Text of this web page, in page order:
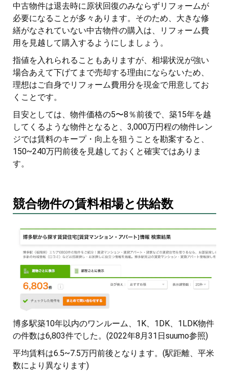
中古物件は退去時に原状回復のみならずリフォームが
必要になることが多々あります。そのため、大きな修
繕がなされていない中古物件の購入は、リフォーム費
用を見越して購入するようにしましょう。
指値を入れられることもありますが、相場状況が強い
場合あえて下げてまで売却する理由にならないため、
理想はご自身でリフォーム費用分を現金で用意してお
くことです。
目安としては、物件価格の5〜8％前後で、築15年を越
してくるような物件となると、3,000万円程の物件レン
ジでは賃料のキープ・向上を狙うことを勘案すると、
150~240万円前後を見越しておくと確実ではありま
す。
競合物件の賃料相場と供給数
博多駅築10年以内のワンルーム、1K、1DK、1LDK物件
の件数は6,803件でした。(2022年8月31日suumo参照)
平均賃料は6.5~7.5万円前後となります。(駅距離、平米
数により異なります)